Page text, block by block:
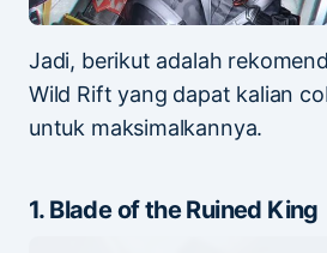
Jadi, berikut adalah
Wild Rift yang dapat kalian
untuk maksimalkannya.
1. Blade of the Ruined King